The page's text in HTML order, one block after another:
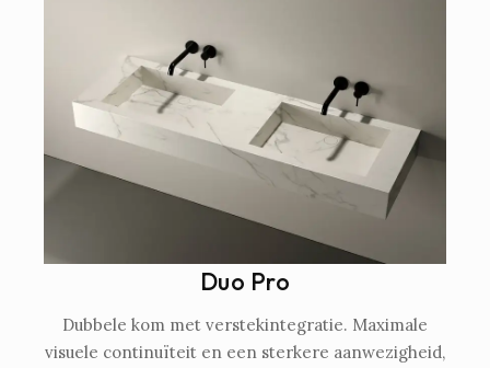
Duo Pro
Dubbele kom met verstekintegratie. Maximale
visuele continuïteit en een sterkere aanwezigheid,